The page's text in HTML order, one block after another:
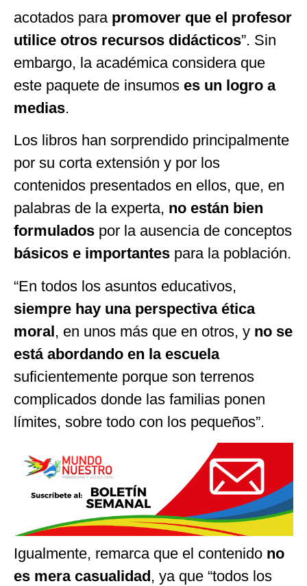
acotados para promover que el profesor
utilice otros recursos didácticos”. Sin
embargo, la académica considera que
este paquete de insumos es un logro a
medias.
Los libros han sorprendido principalmente
por su corta extensión y por los
contenidos presentados en ellos, que, en
palabras de la experta, no están bien
formulados por la ausencia de conceptos
básicos e importantes para la población.
“En todos los asuntos educativos,
siempre hay una perspectiva ética
moral, en unos más que en otros, y no se
está abordando en la escuela
suficientemente porque son terrenos
complicados donde las familias ponen
límites, sobre todo con los pequeños”.
Igualmente, remarca que el contenido no
es mera casualidad , ya que “todos los